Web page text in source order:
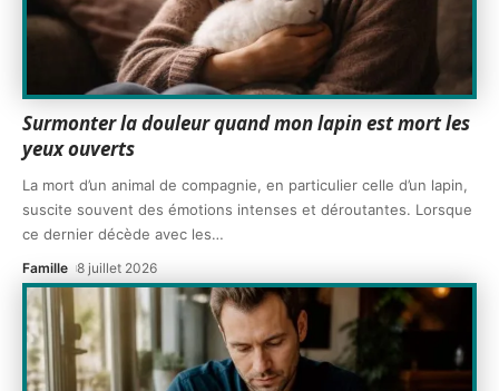
Surmonter la douleur quand mon lapin est mort les
yeux ouverts
La mort d’un animal de compagnie, en particulier celle d’un lapin,
suscite souvent des émotions intenses et déroutantes. Lorsque
ce dernier décède avec les…
Famille 8 juillet 2026